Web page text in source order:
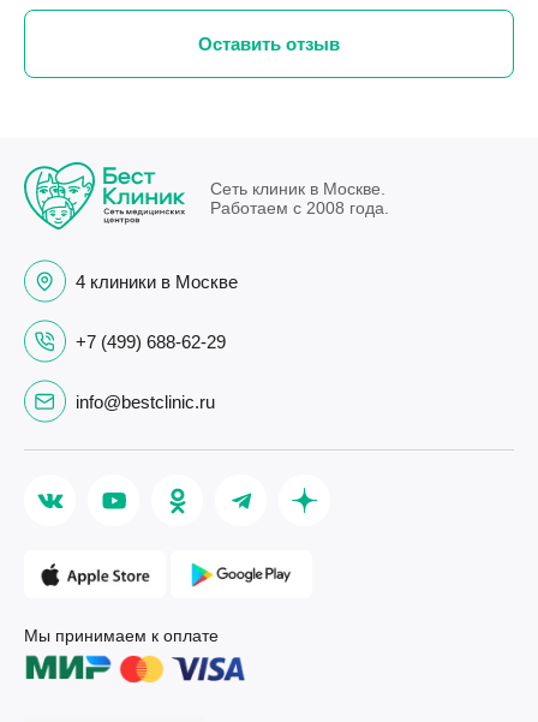
Оставить отзыв
Сеть клиник в Москве.
Работаем с 2008 года.
4 клиники в Москве
+7 (499) 688-62-29
info@bestclinic.ru
Мы принимаем к оплате